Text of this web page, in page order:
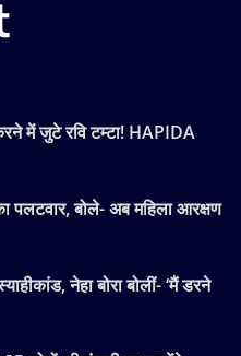
में जुटे रवि टम्टा! HAPIDA
पलटवार, बोले- अब महिला आरक्षण
नेहा बोरा बोलीं- ‘मैं डरने